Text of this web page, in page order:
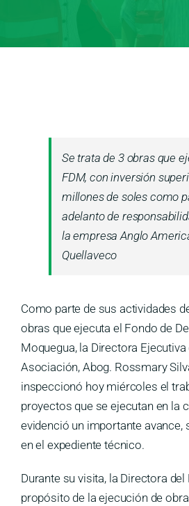
Se trata de 3 obras que
FDM, con inversión
millones de soles como
adelanto de
la empresa Anglo
Quellaveco
Como parte de sus actividades
obras que ejecuta el Fondo de
Moquegua, la Directora Ejecutiva
Asociación, Abog. Rossmary
inspeccionó hoy miércoles el
proyectos que se ejecutan en la
evidenció un importante avance,
en el expediente técnico.
Durante su visita, la Directora del
propósito de la ejecución de